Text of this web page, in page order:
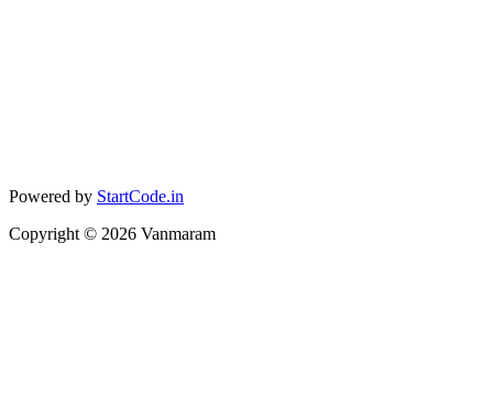
Powered by StartCode.in
Copyright © 2026 Vanmaram